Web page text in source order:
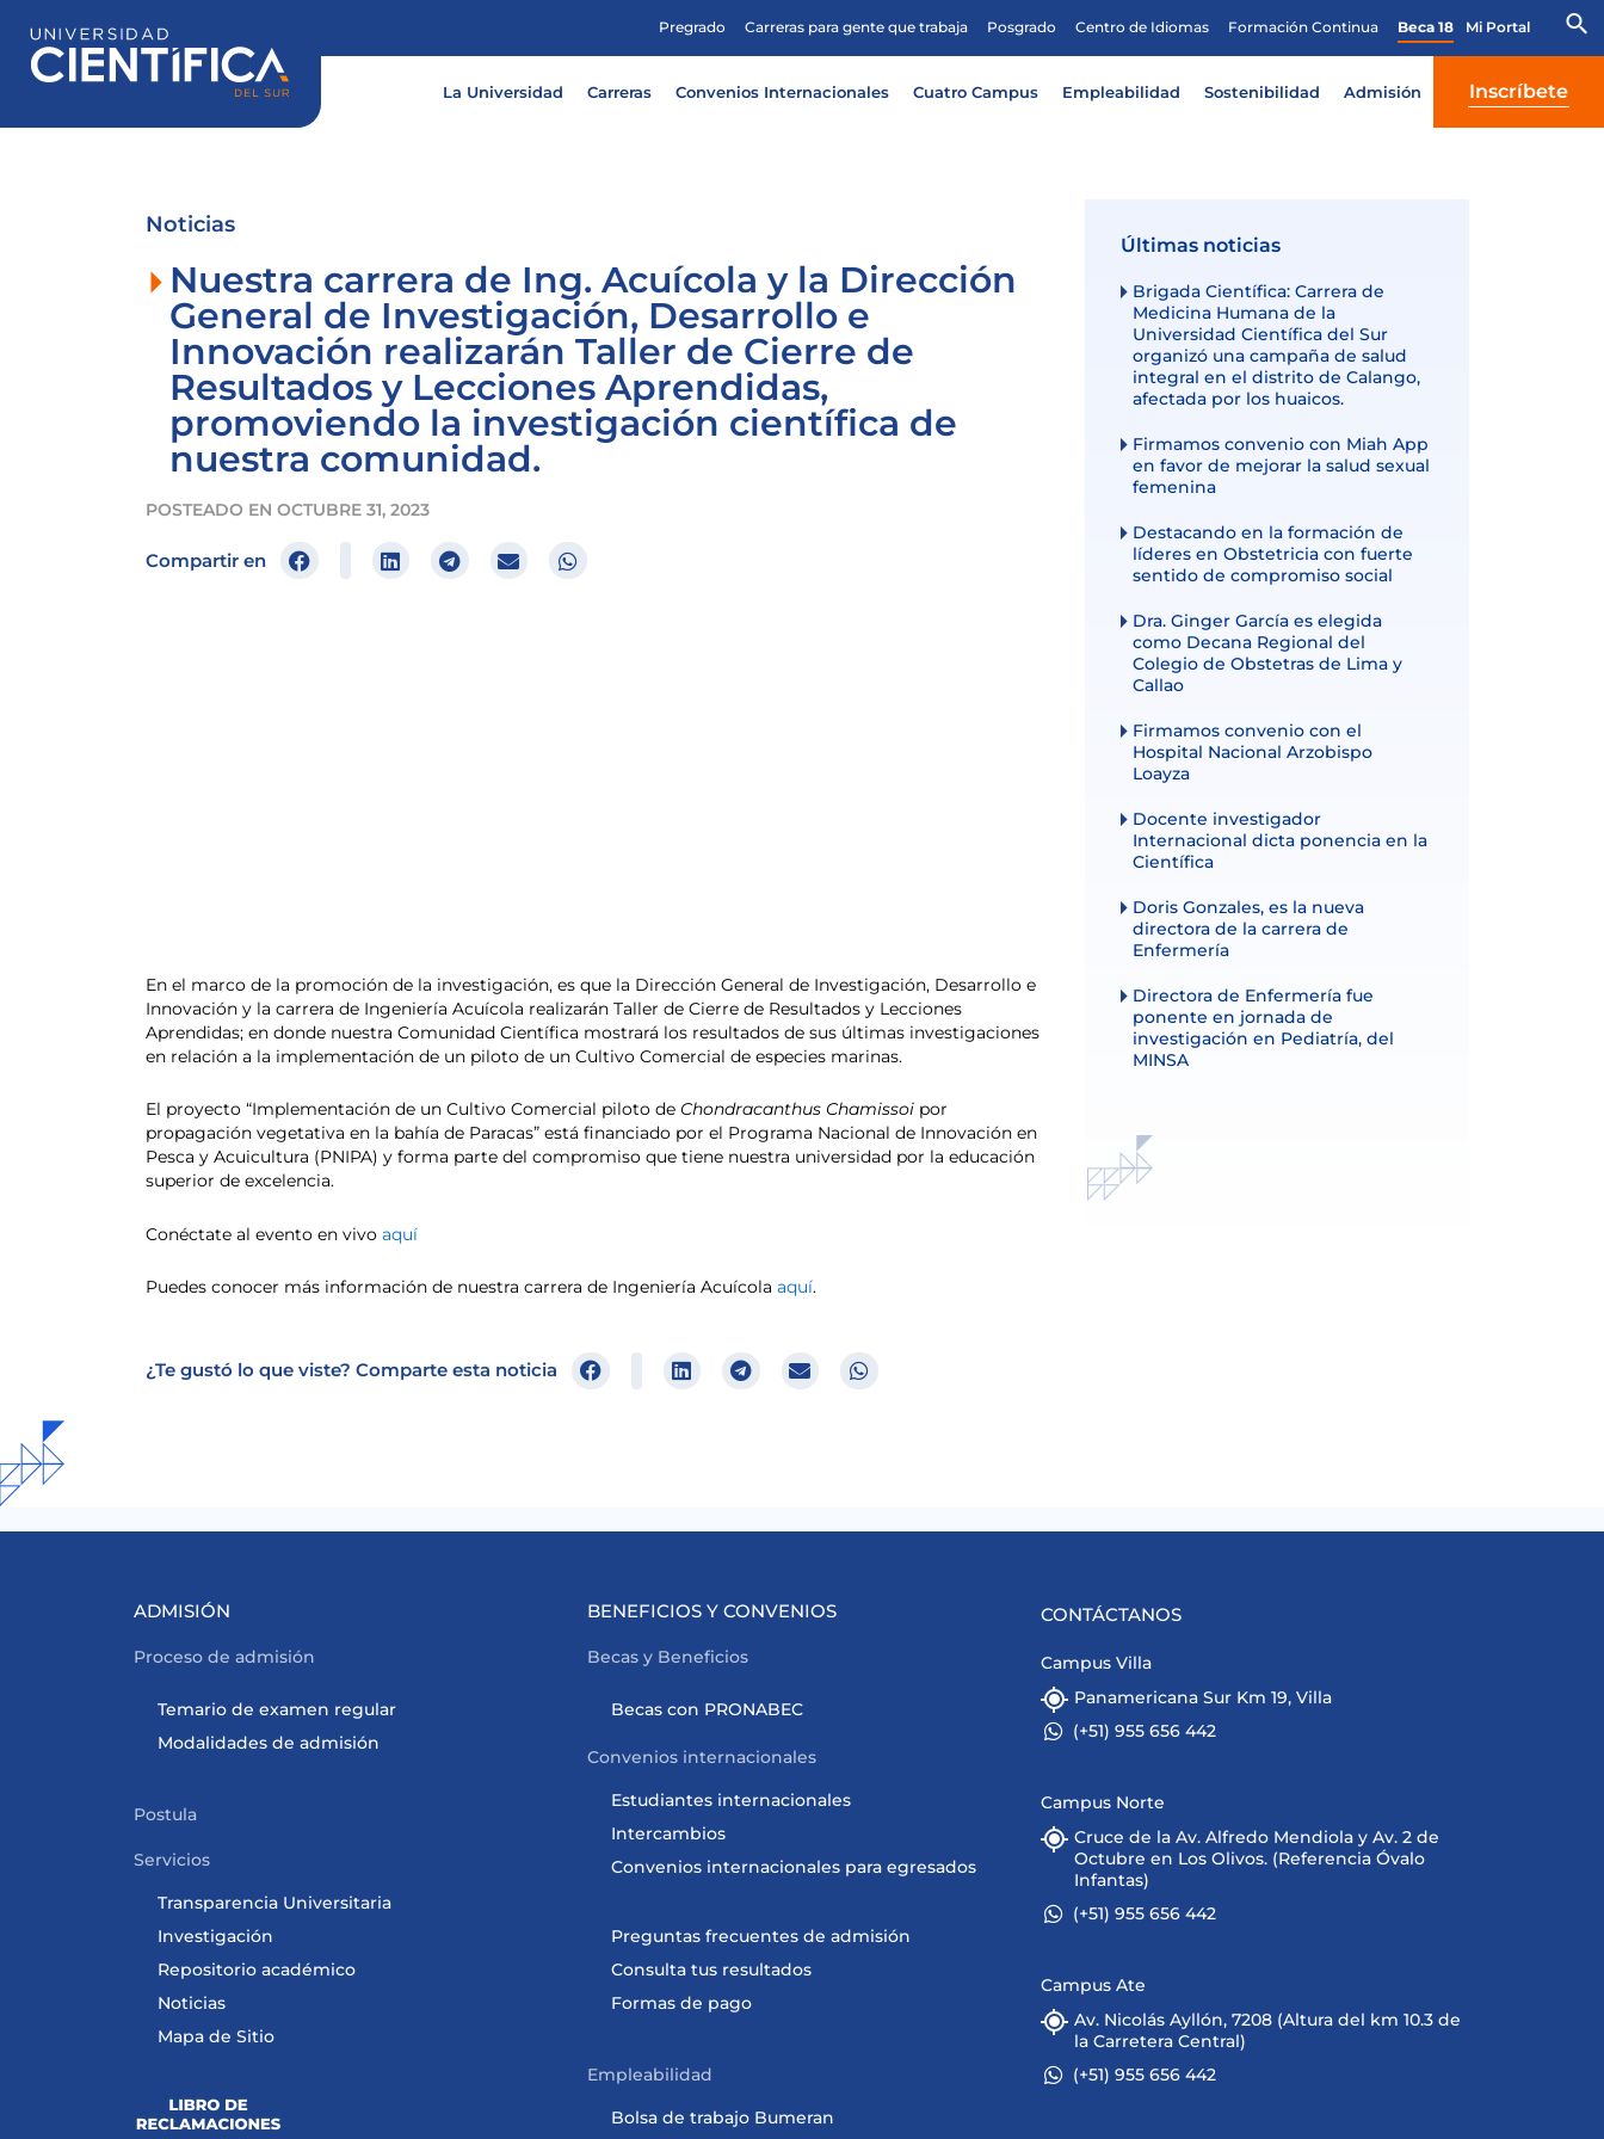
contenido
Pregrado Carreras para gente que trabaja Posgrado Centro de Idiomas Formación Continua Beca 18 Mi Portal
La Universidad Carreras Convenios Internacionales Cuatro Campus Empleabilidad Sostenibilidad Admisión Inscríbete
Noticias
Nuestra carrera de Ing. Acuícola y la Dirección
General de Investigación, Desarrollo e
Innovación realizarán Taller de Cierre de
Resultados y Lecciones Aprendidas,
promoviendo la investigación científica de
nuestra comunidad.
POSTEADO EN OCTUBRE 31, 2023
Compartir en
En el marco de la promoción de la investigación, es que la Dirección General de Investigación, Desarrollo e
Innovación y la carrera de Ingeniería Acuícola realizarán Taller de Cierre de Resultados y Lecciones
Aprendidas; en donde nuestra Comunidad Científica mostrará los resultados de sus últimas investigaciones
en relación a la implementación de un piloto de un Cultivo Comercial de especies marinas.
El proyecto “Implementación de un Cultivo Comercial piloto de Chondracanthus Chamissoi por
propagación vegetativa en la bahía de Paracas” está financiado por el Programa Nacional de Innovación en
Pesca y Acuicultura (PNIPA) y forma parte del compromiso que tiene nuestra universidad por la educación
superior de excelencia.
Conéctate al evento en vivo aquí
Puedes conocer más información de nuestra carrera de Ingeniería Acuícola aquí.
¿Te gustó lo que viste? Comparte esta noticia
Últimas noticias
Brigada Científica: Carrera de
Medicina Humana de la
Universidad Científica del Sur
organizó una campaña de salud
integral en el distrito de Calango,
afectada por los huaicos.
Firmamos convenio con Miah App
en favor de mejorar la salud sexual
femenina
Destacando en la formación de
líderes en Obstetricia con fuerte
sentido de compromiso social
Dra. Ginger García es elegida
como Decana Regional del
Colegio de Obstetras de Lima y
Callao
Firmamos convenio con el
Hospital Nacional Arzobispo
Loayza
Docente investigador
Internacional dicta ponencia en la
Científica
Doris Gonzales, es la nueva
directora de la carrera de
Enfermería
Directora de Enfermería fue
ponente en jornada de
investigación en Pediatría, del
MINSA
ADMISIÓN
Proceso de admisión
Temario de examen regular
Modalidades de admisión
Postula
Servicios
Transparencia Universitaria
Investigación
Repositorio académico
Noticias
Mapa de Sitio
BENEFICIOS Y CONVENIOS
Becas y Beneficios
Becas con PRONABEC
Convenios internacionales
Estudiantes internacionales
Intercambios
Convenios internacionales para egresados
Preguntas frecuentes de admisión
Consulta tus resultados
Formas de pago
Empleabilidad
Bolsa de trabajo Bumeran
CONTÁCTANOS
Campus Villa
Panamericana Sur Km 19, Villa
(+51) 955 656 442
Campus Norte
Cruce de la Av. Alfredo Mendiola y Av. 2 de
Octubre en Los Olivos. (Referencia Óvalo
Infantas)
(+51) 955 656 442
Campus Ate
Av. Nicolás Ayllón, 7208 (Altura del km 10.3 de
la Carretera Central)
(+51) 955 656 442